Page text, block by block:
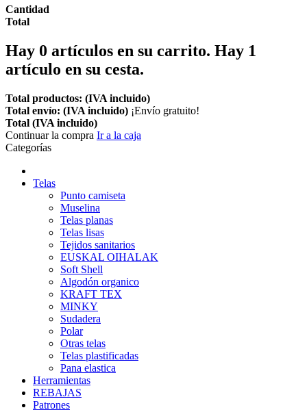
Cantidad
Total
Hay 0 artículos en su carrito. Hay 1
artículo en su cesta.
Total productos: (IVA incluido)
Total envío: (IVA incluido) ¡Envío gratuito!
Total (IVA incluido)
Continuar la compra Ir a la caja
Categorías
Telas
Punto camiseta
Muselina
Telas planas
Telas lisas
Tejidos sanitarios
EUSKAL OIHALAK
Soft Shell
Algodón organico
KRAFT TEX
MINKY
Sudadera
Polar
Otras telas
Telas plastificadas
Pana elastica
Herramientas
REBAJAS
Patrones